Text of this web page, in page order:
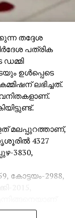
തദ്ദേശ
പത്രിക
ഡമ്മി
ഉള്‍പ്പെടെ
ലഭിച്ചത്.
മലപ്പുറത്താണ്,
4327
3830,
കോട്ടയം-2988,
2015,